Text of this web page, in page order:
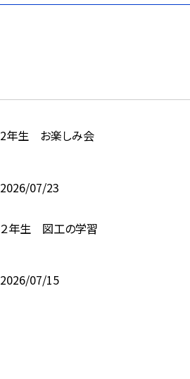
2年生 お楽しみ会
2026/07/23
２年生 図工の学習
2026/07/15